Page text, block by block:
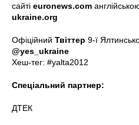
сайті euronews.com
ukraine.org
Офіційний Твіттер 9-ї
@yes_ukraine
Хеш-тег: #yalta2012
Спеціальний партнер:
ДТЕК